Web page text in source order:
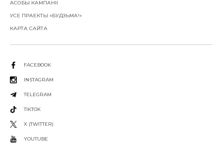
АСОБЫ КАМПАНІІ
УСЕ ПРАЕКТЫ «БУДЗЬМА!»
КАРТА САЙТА
FACEBOOK
INSTAGRAM
TELEGRAM
TIKTOK
X (TWITTER)
YOUTUBE